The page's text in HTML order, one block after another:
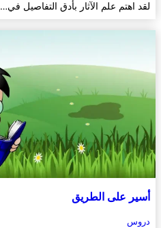
لقد اهتم علم الآثار بأدق التفاصيل في…
أسير على الطريق
دروس